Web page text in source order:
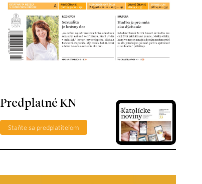
Predplatné KN
Staňte sa predplatiteľom